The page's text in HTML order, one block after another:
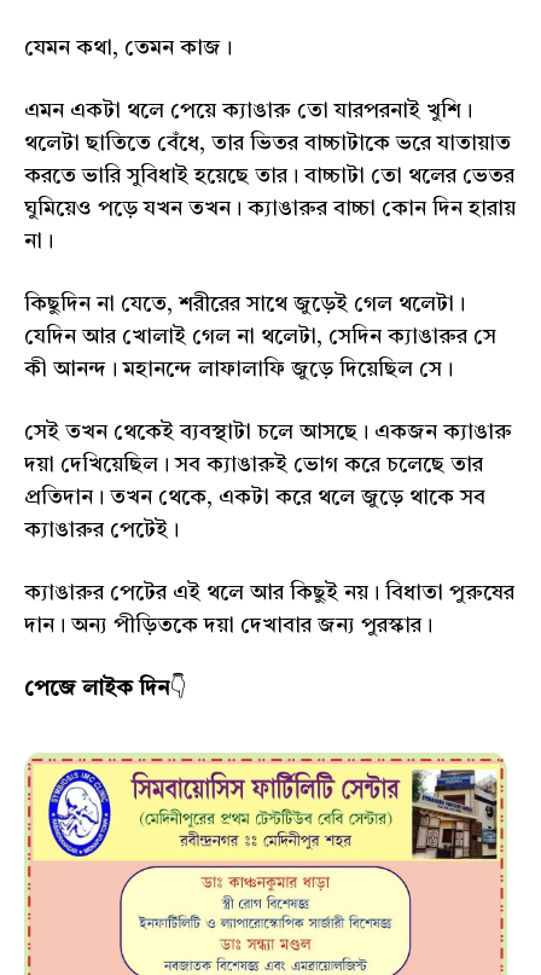
যেমন কথা, তেমন কাজ।
এমন একটা থলে পেয়ে ক্যাঙারু তো যারপরনাই খুশি।
থলেটা ছাতিতে বেঁধে, তার ভিতর বাচ্চাটাকে ভরে যাতায়াত
করতে ভারি সুবিধাই হয়েছে তার। বাচ্চাটা তো থলের ভেতর
ঘুমিয়েও পড়ে যখন তখন। ক্যাঙারুর বাচ্চা কোন দিন হারায়
না।
কিছুদিন না যেতে, শরীরের সাথে জুড়েই গেল থলেটা।
যেদিন আর খোলাই গেল না থলেটা, সেদিন ক্যাঙারুর সে
কী আনন্দ। মহানন্দে লাফালাফি জুড়ে দিয়েছিল সে।
সেই তখন থেকেই ব্যবস্থাটা চলে আসছে। একজন ক্যাঙারু
দয়া দেখিয়েছিল। সব ক্যাঙারুই ভোগ করে চলেছে তার
প্রতিদান। তখন থেকে, একটা করে থলে জুড়ে থাকে সব
ক্যাঙারুর পেটেই।
ক্যাঙারুর পেটের এই থলে আর কিছুই নয়। বিধাতা পুরুষের
দান। অন্য পীড়িতকে দয়া দেখাবার জন্য পুরস্কার।
পেজে লাইক দিন👇